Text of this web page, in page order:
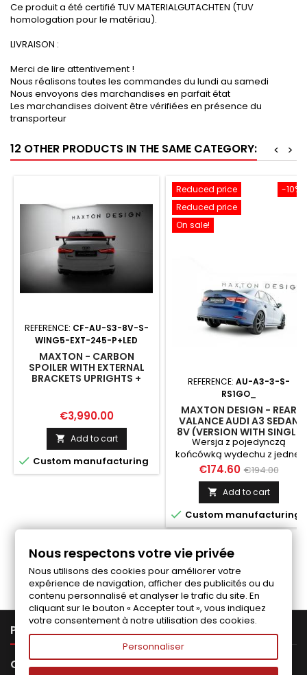
Ce produit a été certifié TUV MATERIALGUTACHTEN (TUV
homologation pour le matériau).
LIVRAISON :
Merci de lire attentivement !
Nous réalisons toutes les commandes du lundi au samedi
Nous envoyons des marchandises en parfait état
Les marchandises doivent être vérifiées en présence du
transporteur
12 OTHER PRODUCTS IN THE SAME CATEGORY: >
<
REFERENCE: CF-AU-S3-8V-S-
WING5-EXT-245-P+LED
MAXTON - CARBON
SPOILER WITH EXTERNAL
BRACKETS UPRIGHTS +
FACELIFT
Price
€3,990.00
 Add to cart
 Custom manufacturing
-10%
Reduced price
Reduced price
On sale!
REFERENCE: AU-A3-3-S-
RS1GO_
MAXTON DESIGN - REAR
VALANCE AUDI A3 SEDAN
8V (VERSION WITH SINGLE
EXHAUST TIPS ON ONE
SIDE)
Wersja z pojedynczą
końcówką wydechu z jednej
strony
Price
€174.60 Regular
price
€194.00
 Add to cart
 Custom manufacturing
Follow us on Facebook
PRODUCTS
OUR COMPANY 
Nous respectons votre vie privée
Nous utilisons des cookies pour améliorer votre
expérience de navigation, afficher des publicités ou du
contenu personnalisé et analyser le trafic du site. En
cliquant sur le bouton « Accepter tout », vous indiquez
votre consentement à notre utilisation des cookies.
Personnaliser